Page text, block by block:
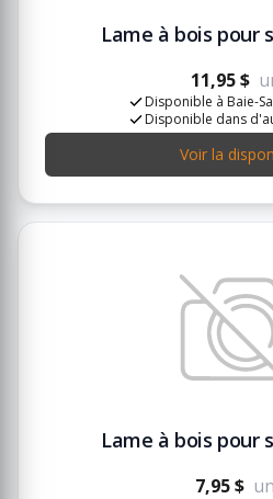
Lame à bois pour
11,95 $
Disponible à Baie-
Disponible dans
Voir la
Lame à bois pour
7,95 $